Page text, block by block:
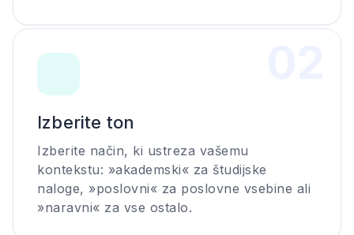
Izberite ton
Izberite način, ki ustreza vašemu
kontekstu: »akademski« za študijske
naloge, »poslovni« za poslovne vsebine ali
»naravni« za vse ostalo.